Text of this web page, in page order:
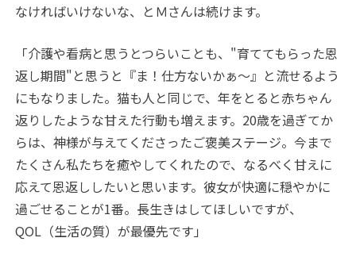
なければいけないな、とＭさんは続けます。
「介護や看病と思うとつらいことも、"育ててもらった恩
返し期間"と思うと『ま！仕方ないかぁ〜』と流せるよう
にもなりました。猫も人と同じで、年をとると赤ちゃん
返りしたような甘えた行動も増えます。20歳を過ぎてか
らは、神様が与えてくださったご褒美ステージ。今まで
たくさん私たちを癒やしてくれたので、なるべく甘えに
応えて恩返ししたいと思います。彼女が快適に穏やかに
過ごせることが1番。長生きはしてほしいですが、
QOL（生活の質）が最優先です」